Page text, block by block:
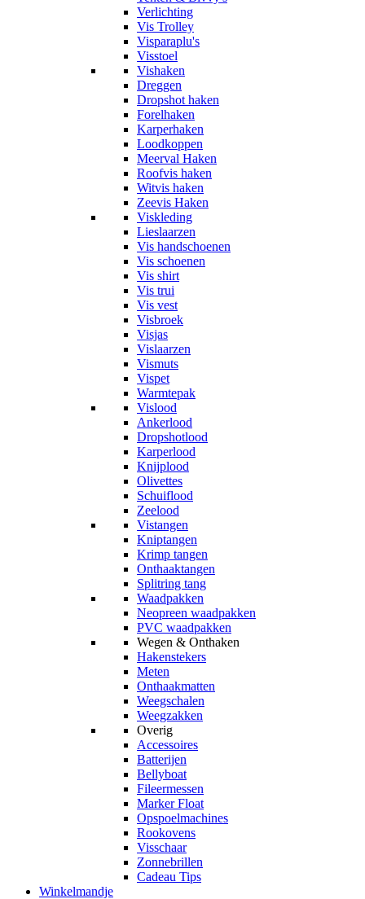
Verlichting
Vis Trolley
Visparaplu's
Visstoel
Vishaken
Dreggen
Dropshot haken
Forelhaken
Karperhaken
Loodkoppen
Meerval Haken
Roofvis haken
Witvis haken
Zeevis Haken
Viskleding
Lieslaarzen
Vis handschoenen
Vis schoenen
Vis shirt
Vis trui
Vis vest
Visbroek
Visjas
Vislaarzen
Vismuts
Vispet
Warmtepak
Vislood
Ankerlood
Dropshotlood
Karperlood
Knijplood
Olivettes
Schuiflood
Zeelood
Vistangen
Kniptangen
Krimp tangen
Onthaaktangen
Splitring tang
Waadpakken
Neopreen waadpakken
PVC waadpakken
Wegen & Onthaken
Hakenstekers
Meten
Onthaakmatten
Weegschalen
Weegzakken
Overig
Accessoires
Batterijen
Bellyboat
Fileermessen
Marker Float
Opspoelmachines
Rookovens
Visschaar
Zonnebrillen
Cadeau Tips
Winkelmandje